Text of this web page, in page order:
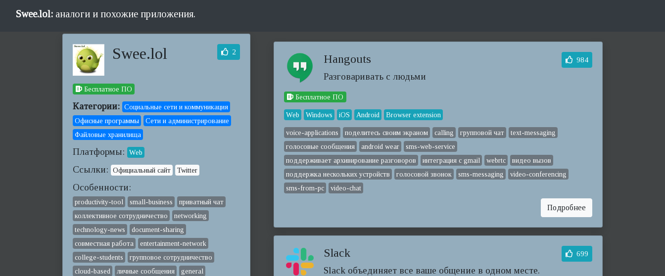
Swee.lol: аналоги и похожие приложения.
Swee.lol 2
Бесплатное ПО
Категории: Социальные сети и коммуникация
Офисные программы
Сети и администрирование
Файловые хранилища
Платформы: Web
Ссылки: Официальный сайт Twitter
Особенности:
productivity-tool small-business
приватный чат
коллективное сотрудничество
networking
technology-news
document-sharing
совместная работа
entertainment-network
college-students
групповое сотрудничество
cloud-based
личные сообщения
general
Hangouts
Разговаривать с людьми
984
Бесплатное ПО
Web Windows iOS Android Browser extension
voice-applications поделитесь своим экраном calling групповой чат
text-messaging
голосовые сообщения
android wear
sms-web-service
поддерживает архивирование разговоров
интеграция с gmail webrtc
видео вызов
поддержка нескольких устройств
голосовой звонок sms-messaging
video-conferencing
sms-from-pc
video-chat
Подробнее
Slack
Slack объединяет все ваше общение в одном месте.
699